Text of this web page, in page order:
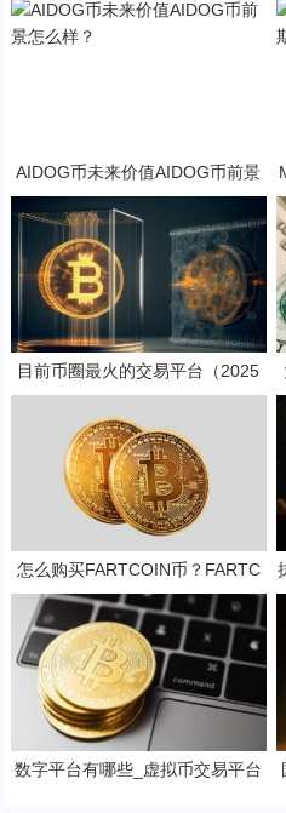
AIDOG币未来价值AIDOG币前景
怎么样？
目前币圈最火的交易平台（2025
最新排行公布）
怎么购买FARTCOIN币？FARTC
OIN币在哪个平台交易？FARTCO
IN币购买交易教程
数字平台有哪些_虚拟币交易平台